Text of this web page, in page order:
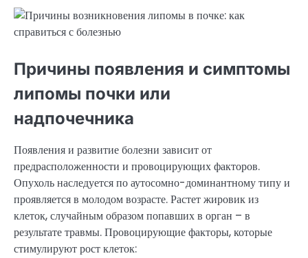
Причины появления и симптомы
липомы почки или
надпочечника
Появления и развитие болезни зависит от
предрасположенности и провоцирующих факторов.
Опухоль наследуется по аутосомно-доминантному типу и
проявляется в молодом возрасте. Растет жировик из
клеток, случайным образом попавших в орган – в
результате травмы. Провоцирующие факторы, которые
стимулируют рост клеток: